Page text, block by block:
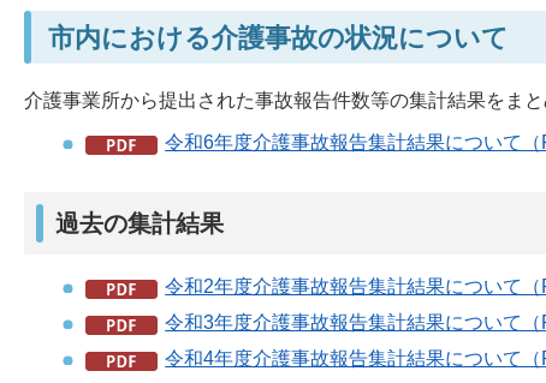
市内における介護事故の状況について
介護事業所から提出された事故報告件数等の集計結果をまと
令和6年度介護事故報告集計結果について（
過去の集計結果
令和2年度介護事故報告集計結果について（
令和3年度介護事故報告集計結果について（
令和4年度介護事故報告集計結果について（